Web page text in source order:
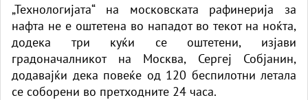
„Технологијата“ на московската рафинерија за
нафта не е оштетена во нападот во текот на ноќта,
додека три куќи се оштетени, изјави
градоначалникот на Москва, Сергеј Собјанин,
додавајќи дека повеќе од 120 беспилотни летала
се соборени во претходните 24 часа.